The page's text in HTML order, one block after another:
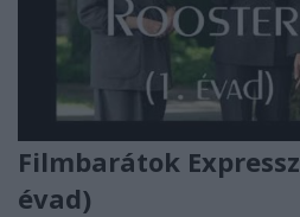
Filmbarátok
évad)